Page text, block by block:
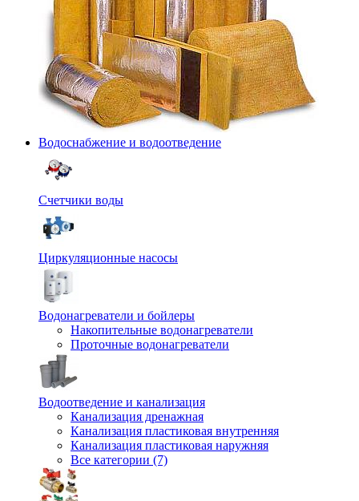
Водоснабжение и водоотведение
Счетчики воды
Циркуляционные насосы
Водонагреватели и бойлеры
Накопительные водонагреватели
Проточные водонагреватели
Водоотведение и канализация
Канализация дренажная
Канализация пластиковая внутренняя
Канализация пластиковая наружняя
Все категории (7)